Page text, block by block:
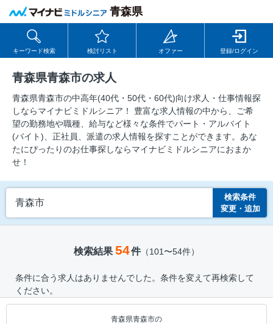
青森県
キーワード検索 検討リスト オファー 登録/ログイン
青森県青森市の求人
青森県青森市の中⾼年(40代・50代・60代)向け求⼈・仕事情報探
しならマイナビミドルシニア！ 豊富な求人情報の中から、ご希
望の勤務地や職種、給与など様々な条件でパート・アルバイト
(バイト)、正社員、派遣の求人情報を探すことができます。あな
たにぴったりのお仕事探しならマイナビミドルシニアにおまか
せ！
青森市
検索条件
変更・追加
検索結果 54件（101〜54件）
条件に合う求人はありませんでした。条件を変えて再検索して
ください。
青森県青森市の